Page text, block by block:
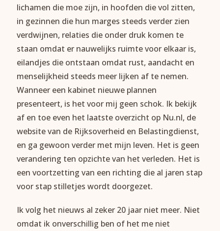
lichamen die moe zijn, in hoofden die vol zitten,
in gezinnen die hun marges steeds verder zien
verdwijnen, relaties die onder druk komen te
staan omdat er nauwelijks ruimte voor elkaar is,
eilandjes die ontstaan omdat rust, aandacht en
menselijkheid steeds meer lijken af te nemen.
Wanneer een kabinet nieuwe plannen
presenteert, is het voor mij geen schok. Ik bekijk
af en toe even het laatste overzicht op Nu.nl, de
website van de Rijksoverheid en Belastingdienst,
en ga gewoon verder met mijn leven. Het is geen
verandering ten opzichte van het verleden. Het is
een voortzetting van een richting die al jaren stap
voor stap stilletjes wordt doorgezet.
Ik volg het nieuws al zeker 20 jaar niet meer. Niet
omdat ik onverschillig ben of het me niet